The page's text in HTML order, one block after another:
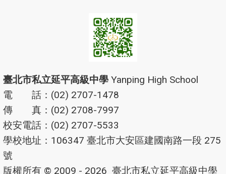
臺北市私立延平高級中學 Yanping High School
電 話：(02) 2707-1478
傳 真：(02) 2708-7997
校安電話：(02) 2707-5533
學校地址：106347 臺北市大安區建國南路一段 275
號
版權所有 © 2009 - 2026 臺北市私立延平高級中學